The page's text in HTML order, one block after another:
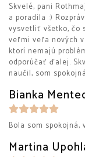
Skvelé, pani
a poradila :)
vysvetliť všetko, čo
veľmi veľa nových
ktorí nemajú
odporúčať ďalej.
naučil, som
Bianka
Bola som spokojná,
Martina